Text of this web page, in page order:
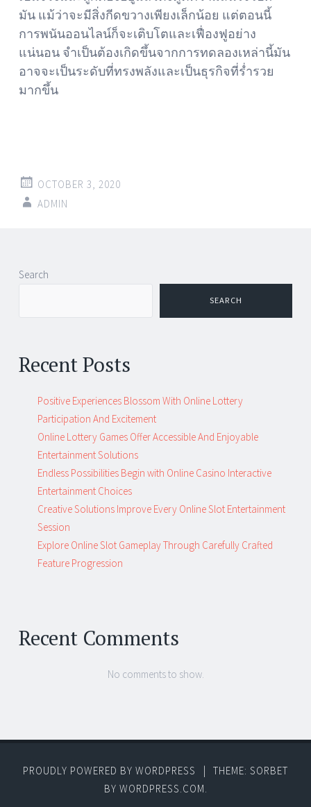
มัน แม้ว่าจะมีสิ่งกีดขวางเพียงเล็กน้อย แต่ตอนนี้
การพนันออนไลน์ก็จะเติบโตและเฟื่องฟูอย่าง
แน่นอน จำเป็นต้องเกิดขึ้นจากการทดลองเหล่านี้มัน
อาจจะเป็นระดับที่ทรงพลังและเป็นธุรกิจที่ร่ำรวย
มากขึ้น
OCTOBER 3, 2020
ADMIN
Post
navigation
Search
SEARCH
Recent Posts
Positive Experiences Blossom With Online Lottery
Participation And Excitement
Online Lottery Games Offer Accessible And Enjoyable
Entertainment Solutions
Endless Possibilities Begin with Online Casino Interactive
Entertainment Choices
Creative Solutions Improve Every Online Slot Entertainment
Session
Explore Online Slot Gameplay Through Carefully Crafted
Feature Progression
Recent Comments
No comments to show.
PROUDLY POWERED BY WORDPRESS |
THEME: SORBET
BY WORDPRESS.COM